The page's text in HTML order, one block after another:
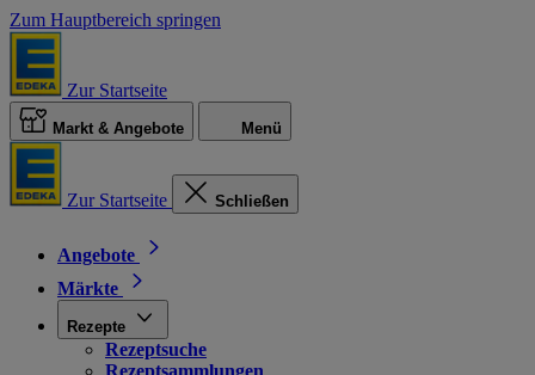
Zum Hauptbereich springen
Zur Startseite
Markt & Angebote Menü
Zur Startseite Schließen
Angebote
Märkte
Rezepte
Rezeptsuche
Rezeptsammlungen